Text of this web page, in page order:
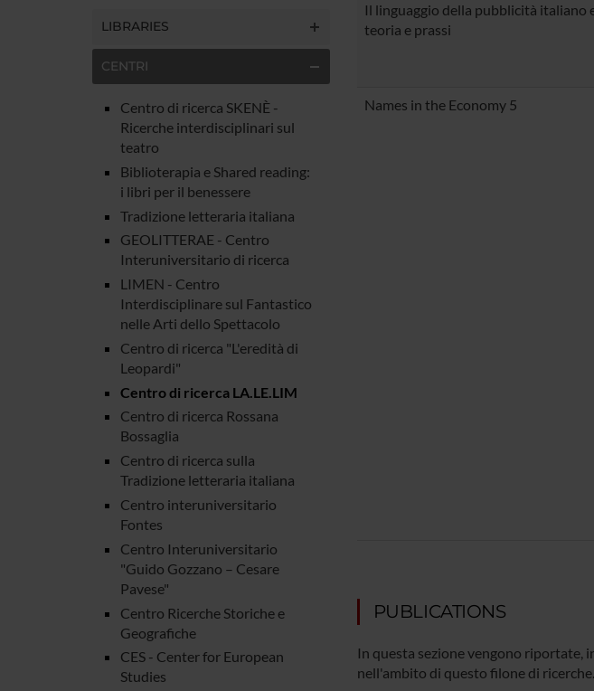
LIBRARIES
CENTRI
Centro di ricerca SKENÈ -
Ricerche interdisciplinari sul
teatro
Biblioterapia e Shared reading:
i libri per il benessere
Tradizione letteraria italiana
GEOLITTERAE - Centro
Interuniversitario di ricerca
LIMEN - Centro
Interdisciplinare sul Fantastico
nelle Arti dello Spettacolo
Centro di ricerca "L'eredità di
Leopardi"
Centro di ricerca LA.LE.LIM
Centro di ricerca Rossana
Bossaglia
Centro di ricerca sulla
Tradizione letteraria italiana
Centro interuniversitario
Fontes
Centro Interuniversitario
"Guido Gozzano – Cesare
Pavese"
Centro Ricerche Storiche e
Geografiche
CES - Center for European
Studies
Il linguaggio della pubblicità italiano
teoria e prassi
Names in the Economy 5
PUBLICATIONS
In questa sezione vengono riportate,
nell'ambito di questo filone di ricerche.